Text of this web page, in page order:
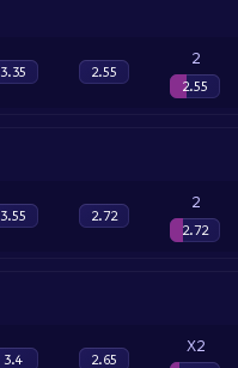
3.35 2.55
2
2.55
3.55 2.72
2
2.72
3.4 2.65
X2